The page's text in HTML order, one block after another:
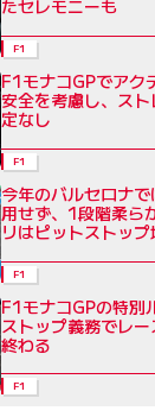
たセレモニーも
F1
F1モナコGPでアク
安全を考慮し、ス
定なし
F1
今年のバルセロナ
用せず、1段階柔ら
リはピットストッ
F1
F1モナコGPの特別
ストップ義務でレ
終わる
F1